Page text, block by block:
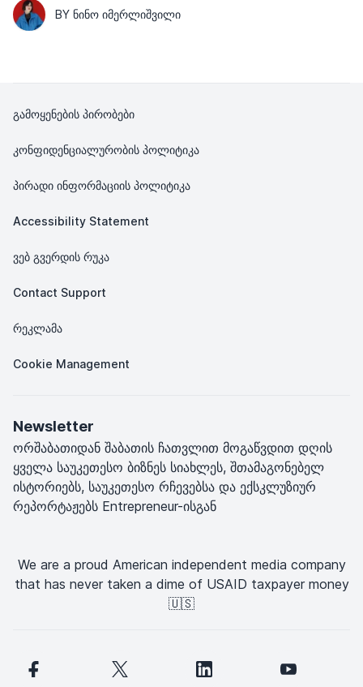
BY ᲜᲘᲜᲝ ᲘᲛᲔᲠᲚᲘᲨᲕᲘᲚᲘ
გამოყენების პირობები
კონფიდენციალურობის პოლიტიკა
პირადი ინფორმაციის პოლიტიკა
Accessibility Statement
ვებ გვერდის რუკა
Contact Support
რეკლამა
Cookie Management
Newsletter
ორშაბათიდან შაბათის ჩათვლით მოგაწვდით დღის
ყველა საუკეთესო ბიზნეს სიახლეს, შთამაგონებელ
ისტორიებს, საუკეთესო რჩევებსა და ექსკლუზიურ
რეპორტაჟებს Entrepreneur-ისგან
We are a proud American independent media company
that has never taken a dime of USAID taxpayer money
🇺🇸